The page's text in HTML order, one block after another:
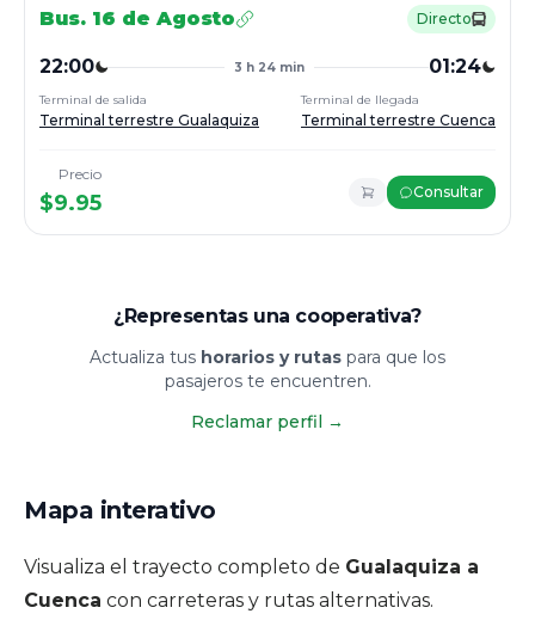
Bus. 16 de Agosto Directo
22:00 3 h 24 min 01:24
Terminal de salida
Terminal terrestre Gualaquiza
Terminal de llegada
Terminal terrestre Cuenca
Precio
$9.95 Consultar
¿Representas una cooperativa?
Actualiza tus horarios y rutas para que los
pasajeros te encuentren.
Reclamar perfil →
Mapa interativo
Visualiza el trayecto completo de Gualaquiza a
Cuenca con carreteras y rutas alternativas.